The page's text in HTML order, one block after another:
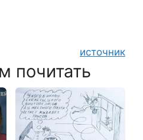
источник
почитать